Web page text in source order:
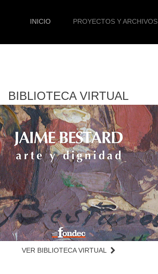
INICIO PROYECTOS Y ARCHIVOS
BIBLIOTECA VIRTUAL
VER BIBLIOTECA VIRTUAL